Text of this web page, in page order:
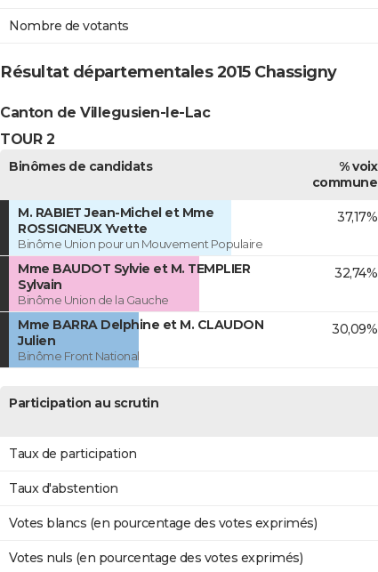
Nombre de votants
Résultat départementales 2015 Chassigny
Canton de Villegusien-le-Lac
TOUR 2
Binômes de candidats
% voix
commune
M. RABIET Jean-Michel et Mme
ROSSIGNEUX Yvette
Binôme Union pour un Mouvement Populaire
37,17%
Mme BAUDOT Sylvie et M. TEMPLIER
Sylvain
Binôme Union de la Gauche
32,74%
Mme BARRA Delphine et M. CLAUDON
Julien
Binôme Front National
30,09%
Participation au scrutin
Taux de participation
Taux d'abstention
Votes blancs (en pourcentage des votes exprimés)
Votes nuls (en pourcentage des votes exprimés)